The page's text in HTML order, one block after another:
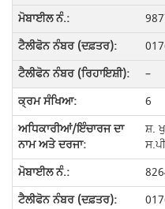
–
6
ਸ਼.